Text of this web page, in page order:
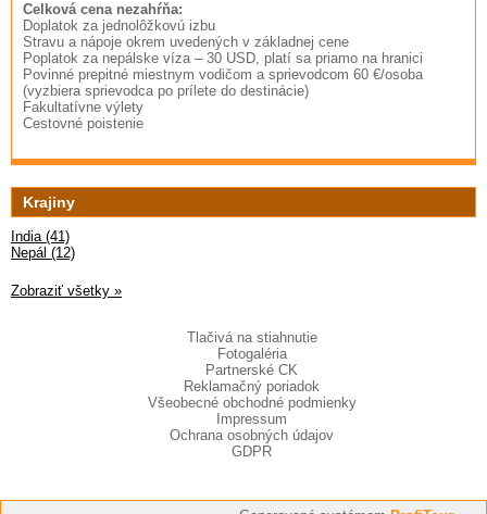
Celková cena nezahŕňa:
Doplatok za jednolôžkovú izbu
Stravu a nápoje okrem uvedených v základnej cene
Poplatok za nepálske víza – 30 USD, platí sa priamo na hranici
Povinné prepitné miestnym vodičom a sprievodcom 60 €/osoba
(vyzbiera sprievodca po prílete do destinácie)
Fakultatívne výlety
Cestovné poistenie
Krajiny
India (41)
Nepál (12)
Zobraziť všetky »
Tlačivá na stiahnutie
Fotogaléria
Partnerské CK
Reklamačný poriadok
Všeobecné obchodné podmienky
Impressum
Ochrana osobných údajov
GDPR